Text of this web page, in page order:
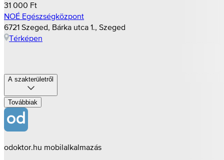
31 000 Ft
NOÉ Egészségközpont
6721 Szeged, Bárka utca 1., Szeged
Térképen
A szakterületről
Továbbiak
odoktor.hu mobilalkalmazás